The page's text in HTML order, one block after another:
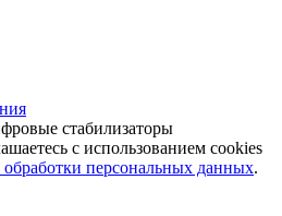
стабилизаторы
с использованием cookies
персональных данных.